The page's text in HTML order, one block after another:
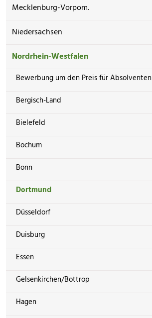
Mecklenburg-Vorpom.
Niedersachsen
Nordrhein-Westfalen
Bewerbung um den Preis für Absolventen
Bergisch-Land
Bielefeld
Bochum
Bonn
Dortmund
Düsseldorf
Duisburg
Essen
Gelsenkirchen/Bottrop
Hagen